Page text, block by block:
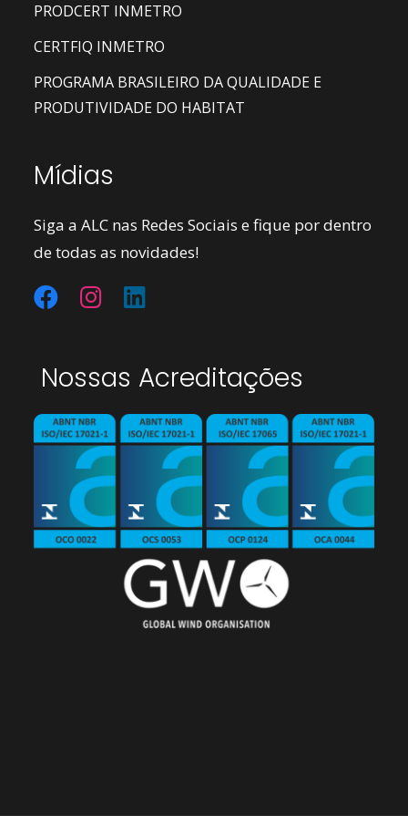
PRODCERT INMETRO
CERTFIQ INMETRO
PROGRAMA BRASILEIRO DA QUALIDADE E
PRODUTIVIDADE DO HABITAT
Mídias
Siga a ALC nas Redes Sociais e fique por dentro
de todas as novidades!
Nossas Acreditações